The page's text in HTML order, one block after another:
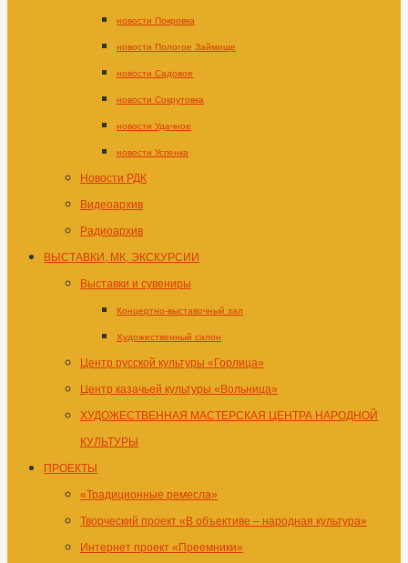
новости Покровка
новости Пологое Займище
новости Садовое
новости Сокрутовка
новости Удачное
новости Успенка
Новости РДК
Видеоархив
Радиоархив
ВЫСТАВКИ, МК, ЭКСКУРСИИ
Выставки и сувениры
Концертно-выставочный зал
Художественный салон
Центр русской культуры «Горлица»
Центр казачьей культуры «Вольница»
ХУДОЖЕСТВЕННАЯ МАСТЕРСКАЯ ЦЕНТРА НАРОДНОЙ
КУЛЬТУРЫ
ПРОЕКТЫ
«Традиционные ремесла»
Творческий проект «В объективе – народная культура»
Интернет проект «Преемники»